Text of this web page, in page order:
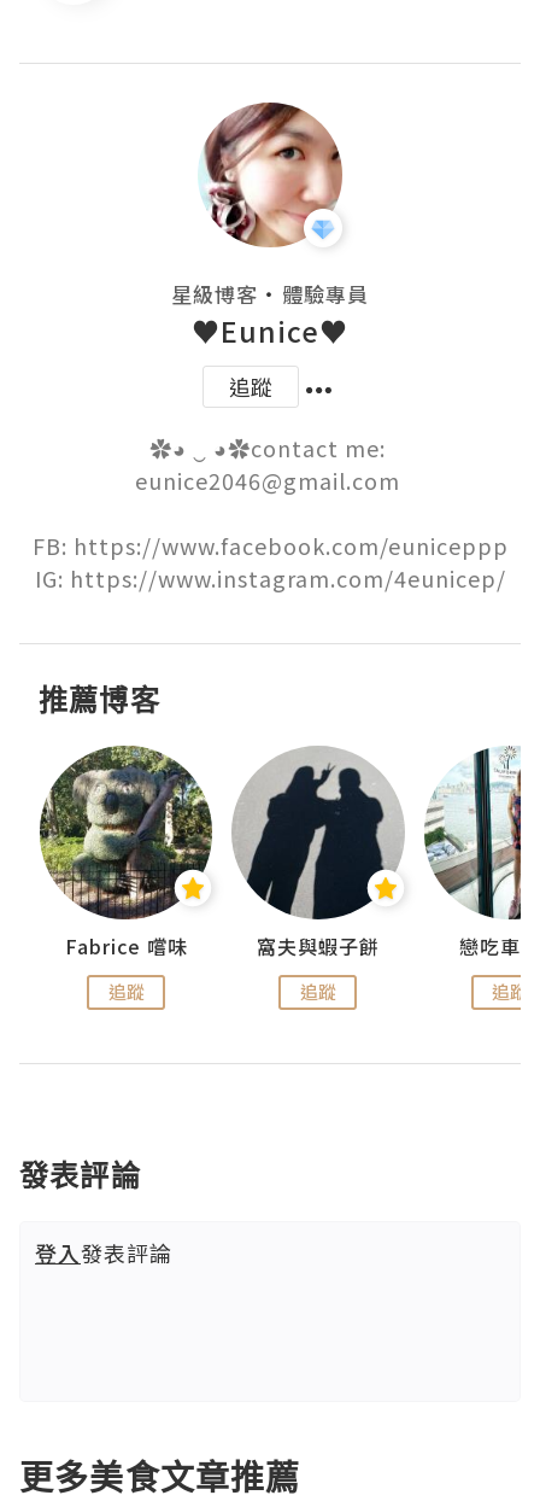
星級博客 ・ 體驗專員
♥Eunice♥
追蹤
✿◕ ‿ ◕✿contact me:
eunice2046@gmail.com
FB: https://www.facebook.com/euniceppp
IG: https://www.instagram.com/4eunicep/
推薦博客
Fabrice 嚐味
追蹤
窩夫與蝦子餅
追蹤
戀吃車
追蹤
發表評論
登入發表評論
更多美食文章推薦